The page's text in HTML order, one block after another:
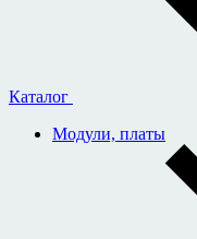
Каталог
Модули, платы